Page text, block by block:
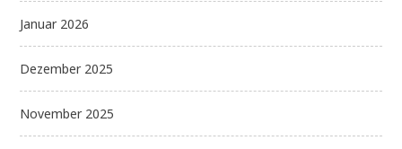
Januar 2026
Dezember 2025
November 2025